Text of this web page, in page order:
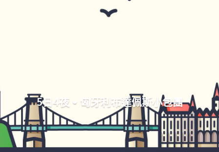
5日4夜 • 匈牙利布達佩斯小包團